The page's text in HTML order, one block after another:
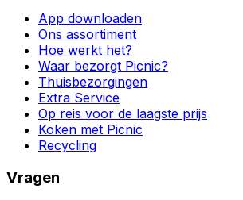
App downloaden
Ons assortiment
Hoe werkt het?
Waar bezorgt Picnic?
Thuisbezorgingen
Extra Service
Op reis voor de laagste prijs
Koken met Picnic
Recycling
Vragen